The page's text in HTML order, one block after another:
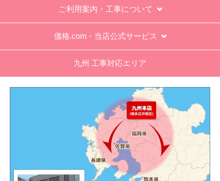
運営会社について
カテゴリ一覧
水回りリフォームのお客様はこちら
ご利用案内・工事について
価格.com・当店公式サービス
九州 工事対応エリア